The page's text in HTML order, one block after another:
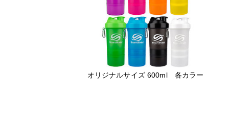
オリジナルサイズ 600ml 各カラー